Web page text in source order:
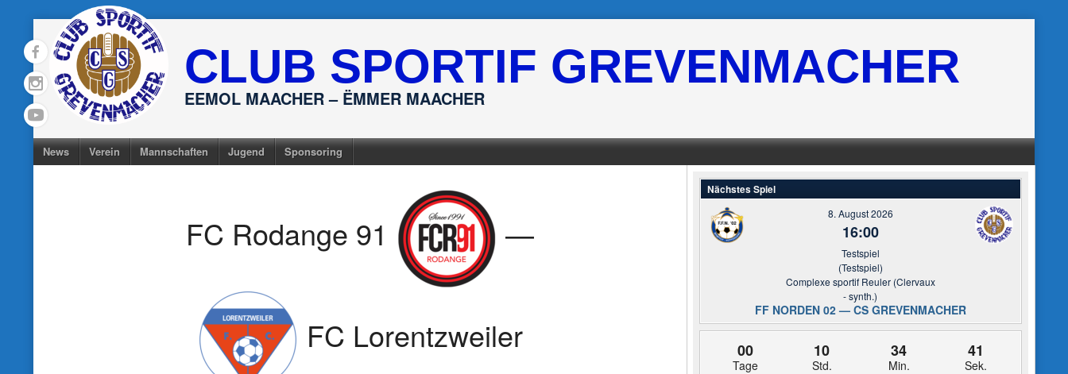
to
content
CLUB SPORTIF GREVENMACHER
EEMOL MAACHER – ËMMER MAACHER
News Verein Mannschaften Jugend Sponsoring
FC Rodange 91 —
FC Lorentzweiler
Nächstes Spiel
8. August 2026
16:00
Testspiel
(Testspiel)
Complexe sportif Reuler (Clervaux
- synth.)
FF NORDEN 02 — CS GREVENMACHER
00
Tage
10
Std.
34
Min.
40
Sek.